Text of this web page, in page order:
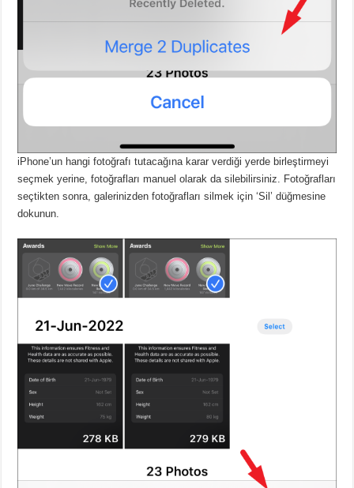
iPhone’un hangi fotoğrafı tutacağına karar verdiği yerde birleştirmeyi
seçmek yerine, fotoğrafları manuel olarak da silebilirsiniz.
Fotoğrafları
seçtikten sonra, galerinizden fotoğrafları silmek için ‘Sil’ düğmesine
dokunun.